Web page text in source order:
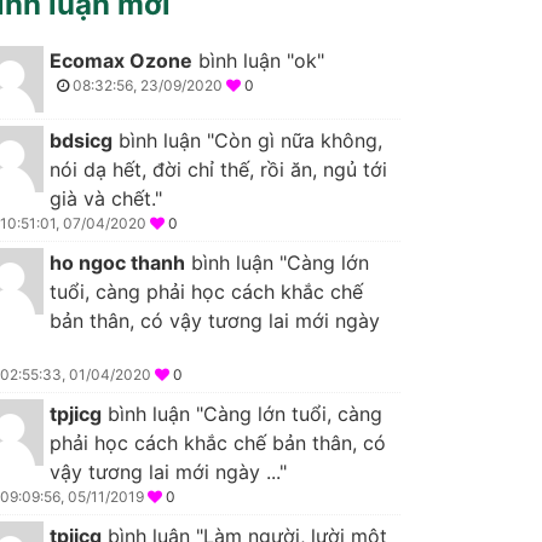
Ecomax Ozone bình luận "ok"
08:32:56, 23/09/2020 0
bdsicg bình luận "Còn gì nữa không,
nói dạ hết, đời chỉ thế, rồi ăn, ngủ tới
già và chết."
10:51:01, 07/04/2020 0
ho ngoc thanh bình luận "Càng lớn
tuổi, càng phải học cách khắc chế
bản thân, có vậy tương lai mới ngày
02:55:33, 01/04/2020 0
tpjicg bình luận "Càng lớn tuổi, càng
phải học cách khắc chế bản thân, có
vậy tương lai mới ngày ..."
09:09:56, 05/11/2019 0
tpjicg bình luận "Làm người, lười một